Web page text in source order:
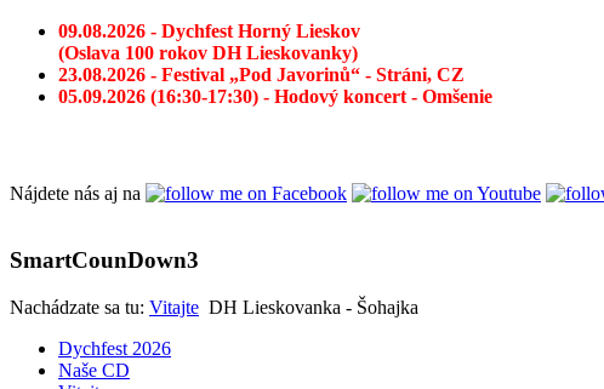
09.08.2026 - Dychfest Horný Lieskov
(Oslava 100 rokov DH Lieskovanky)
23.08.2026 - Festival „Pod Javorinů“ - Stráni, CZ
05.09.2026 (16:30-17:30) - Hodový koncert - Omšenie
Nájdete nás aj na
SmartCounDown3
Nachádzate sa tu: Vitajte DH Lieskovanka - Šohajka
Dychfest 2026
Naše CD